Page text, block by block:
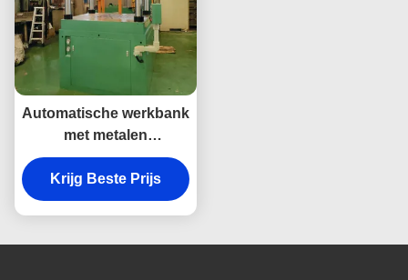
Automatische werkbank
met metalen
componenten met grote
oppervlakte
Krijg Beste Prijs